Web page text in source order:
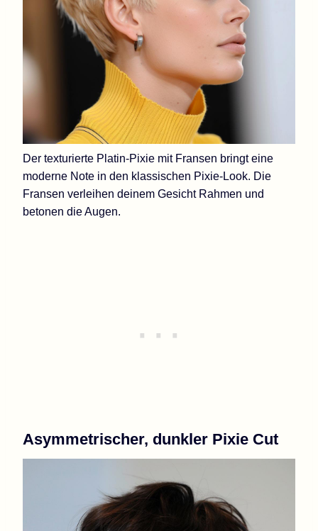
Der texturierte Platin-Pixie mit Fransen bringt eine
moderne Note in den klassischen Pixie-Look. Die
Fransen verleihen deinem Gesicht Rahmen und
betonen die Augen.
Asymmetrischer, dunkler Pixie Cut